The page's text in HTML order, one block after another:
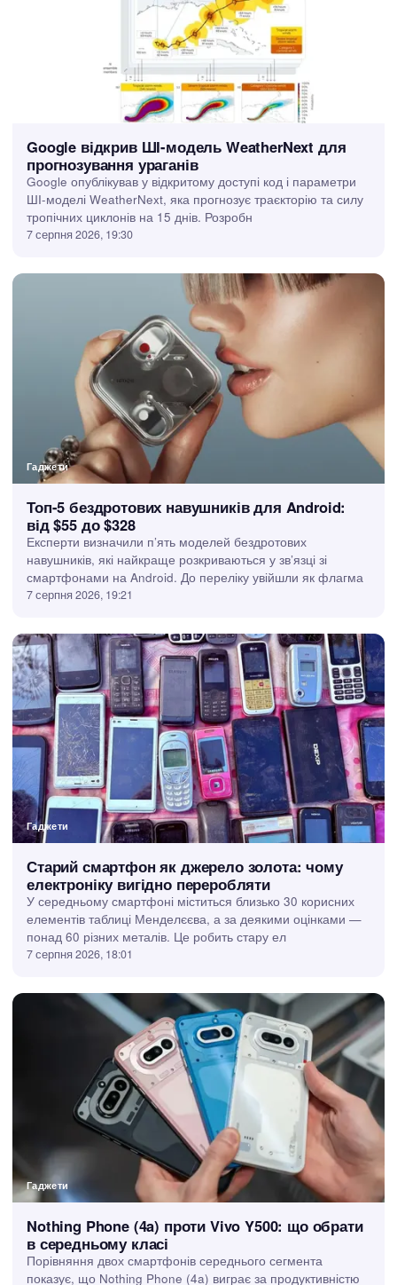
Google відкрив ШІ-модель WeatherNext для
прогнозування ураганів
Google опублікував у відкритому доступі код і параметри
ШІ-моделі WeatherNext, яка прогнозує траєкторію та силу
тропічних циклонів на 15 днів. Розробн
7 серпня 2026, 19:30
Гаджети
Топ-5 бездротових навушників для Android:
від $55 до $328
Експерти визначили п’ять моделей бездротових
навушників, які найкраще розкриваються у зв’язці зі
смартфонами на Android. До переліку увійшли як флагма
7 серпня 2026, 19:21
Гаджети
Старий смартфон як джерело золота: чому
електроніку вигідно переробляти
У середньому смартфоні міститься близько 30 корисних
елементів таблиці Менделєєва, а за деякими оцінками —
понад 60 різних металів. Це робить стару ел
7 серпня 2026, 18:01
Гаджети
Nothing Phone (4a) проти Vivo Y500: що обрати
в середньому класі
Порівняння двох смартфонів середнього сегмента
показує, що Nothing Phone (4a) виграє за продуктивністю